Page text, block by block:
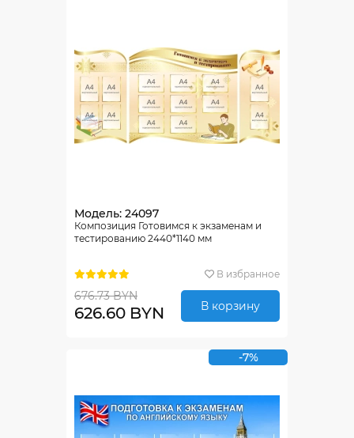
Модель: 24097
Композиция Готовимся к экзаменам и
тестированию 2440*1140 мм
В избранное
676.73 BYN
626.60 BYN В корзину
-7%